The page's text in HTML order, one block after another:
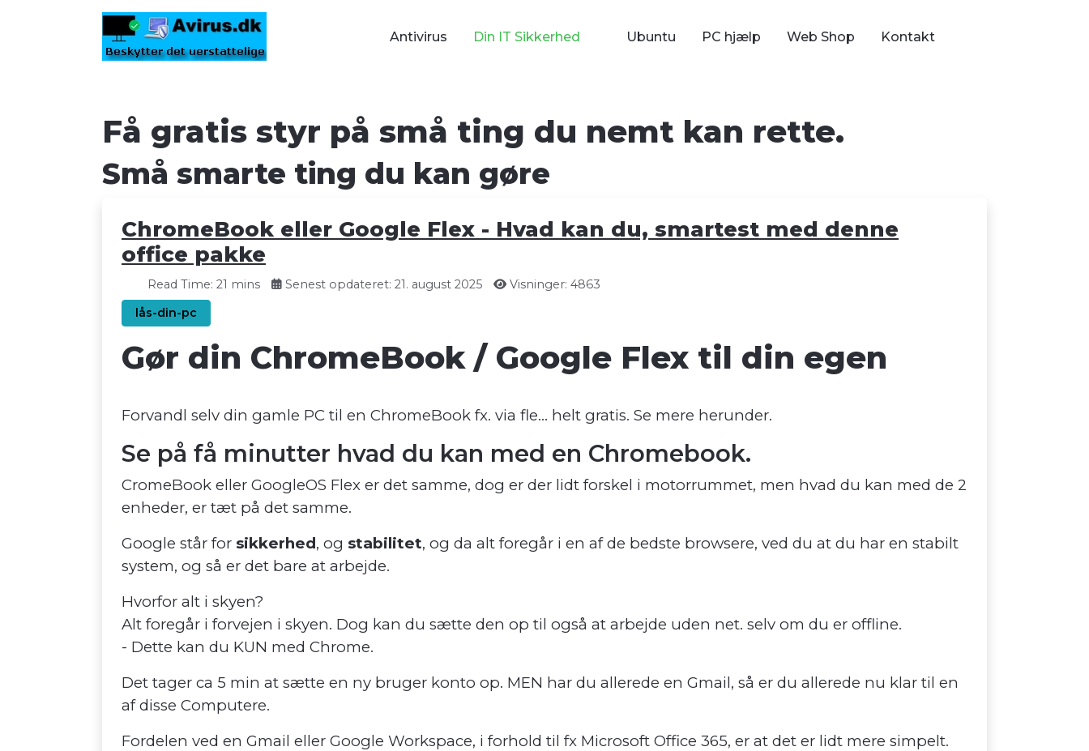
Antivirus Din IT Sikkerhed Ubuntu PC hjælp Web Shop Kontakt
Få gratis styr på små ting du nemt kan rette.
Små smarte ting du kan gøre
ChromeBook eller Google Flex - Hvad kan du, smartest med denne
office pakke
Read Time: 21 mins Senest opdateret: 21. august 2025
Visninger: 4863
lås-din-pc
Gør din ChromeBook / Google Flex til din egen
Forvandl selv din gamle PC til en ChromeBook fx. via fle… helt gratis. Se mere herunder.
Se på få minutter hvad du kan med en Chromebook.
CromeBook eller GoogleOS Flex er det samme, dog er der lidt forskel i motorrummet, men hvad du kan med de 2
enheder, er tæt på det samme.
Google står for sikkerhed, og stabilitet, og da alt foregår i en af de bedste browsere, ved du at du har en stabilt
system, og så er det bare at arbejde.
Hvorfor alt i skyen?
Alt foregår i forvejen i skyen. Dog kan du sætte den op til også at arbejde uden net. selv om du er offline.
- Dette kan du KUN med Chrome.
Det tager ca 5 min at sætte en ny bruger konto op. MEN har du allerede en Gmail, så er du allerede nu klar til en
af disse Computere.
Fordelen ved en Gmail eller Google Workspace, i forhold til fx Microsoft Office 365, er at det er lidt mere simpelt.